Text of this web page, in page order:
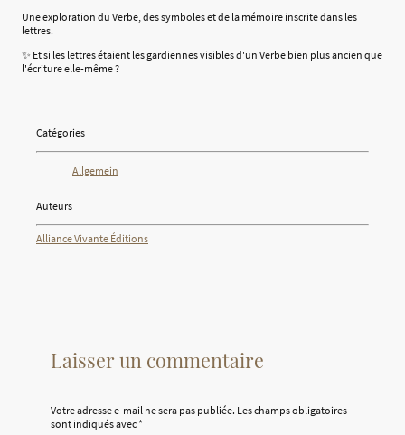
Une exploration du Verbe, des symboles et de la mémoire inscrite dans les
lettres.
✨ Et si les lettres étaient les gardiennes visibles d'un Verbe bien plus ancien que
l'écriture elle-même ?
Catégories
Allgemein
Auteurs
Alliance Vivante Éditions
Laisser un commentaire
Votre adresse e-mail ne sera pas publiée. Les champs obligatoires
sont indiqués avec*